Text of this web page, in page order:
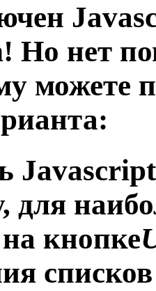
Но нет
можете
Javascript
для
кнопке